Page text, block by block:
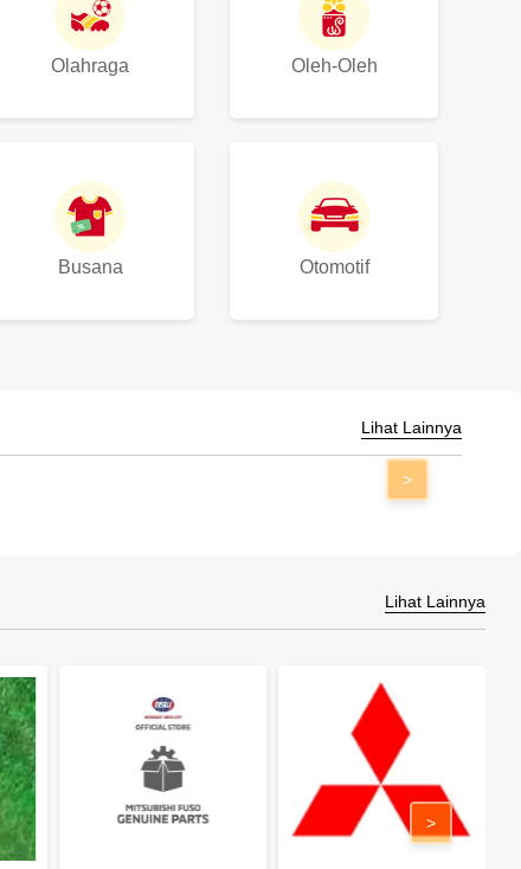
Olahraga Oleh-Oleh
Busana Otomotif
Lihat Lainnya
>
Lihat Lainnya
>